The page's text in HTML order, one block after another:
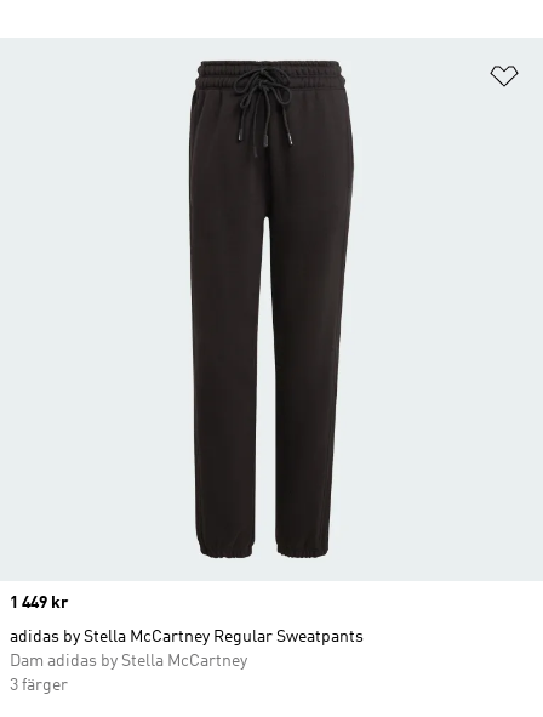
Price
1 449 kr
adidas by Stella McCartney Regular Sweatpants
Dam adidas by Stella McCartney
3 färger